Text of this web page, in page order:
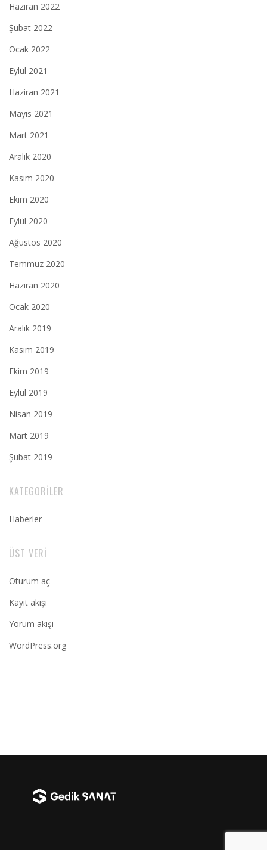
Haziran 2022
Şubat 2022
Ocak 2022
Eylül 2021
Haziran 2021
Mayıs 2021
Mart 2021
Aralık 2020
Kasım 2020
Ekim 2020
Eylül 2020
Ağustos 2020
Temmuz 2020
Haziran 2020
Ocak 2020
Aralık 2019
Kasım 2019
Ekim 2019
Eylül 2019
Nisan 2019
Mart 2019
Şubat 2019
KATEGORILER
Haberler
ÜST VERI
Oturum aç
Kayıt akışı
Yorum akışı
WordPress.org